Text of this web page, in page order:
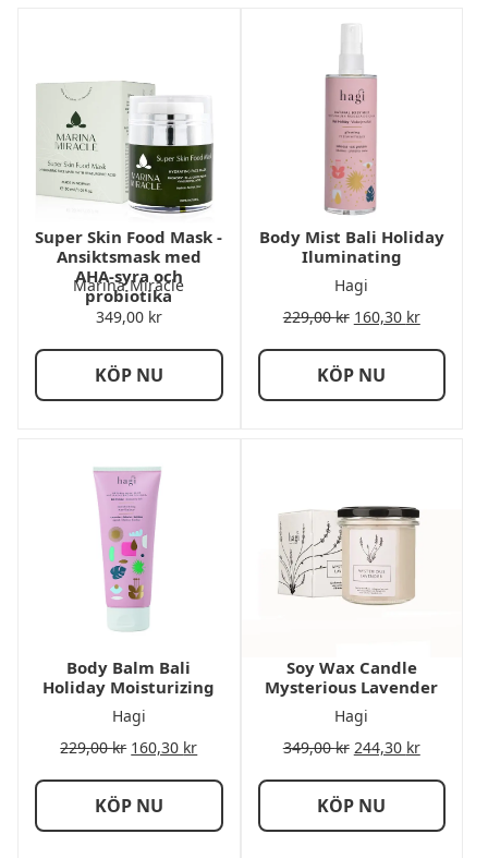
Super Skin Food Mask -
Ansiktsmask med
AHA-syra och
probiotika
Marina Miracle
349,00 kr
KÖP NU
Body Mist Bali Holiday
Iluminating
Hagi
229,00kr 160,30 kr
KÖP NU
Body Balm Bali
Holiday Moisturizing
Hagi
229,00kr 160,30 kr
KÖP NU
Soy Wax Candle
Mysterious Lavender
Hagi
349,00kr 244,30 kr
KÖP NU